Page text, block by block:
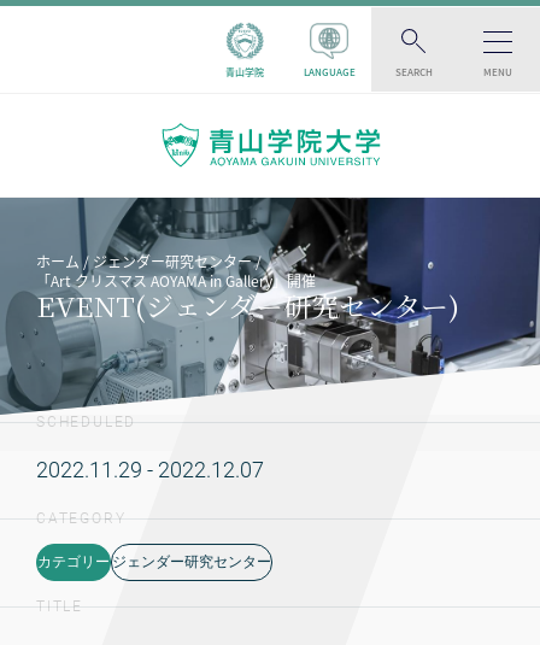
青山学院 LANGUAGE SEARCH MENU
ホーム
ジェンダー研究センター
「Art クリスマス AOYAMA in Gallery」開催
EVENT(ジェンダー研究センター)
SCHEDULED
2022.11.29 - 2022.12.07
CATEGORY
カテゴリー ジェンダー研究センター
TITLE